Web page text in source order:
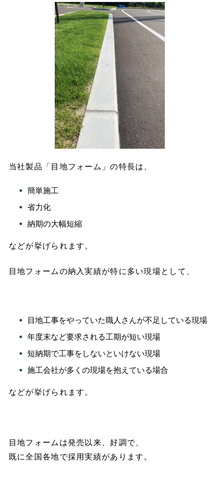
当社製品「目地フォーム」の特長は、
簡単施工
省力化
納期の大幅短縮
などが挙げられます。
目地フォームの納入実績が特に多い現場として、
目地工事をやっていた職人さんが不足している現場
年度末など要求される工期が短い現場
短納期で工事をしないといけない現場
施工会社が多くの現場を抱えている場合
などが挙げられます。
目地フォームは発売以来、好調で、
既に全国各地で採用実績があります。